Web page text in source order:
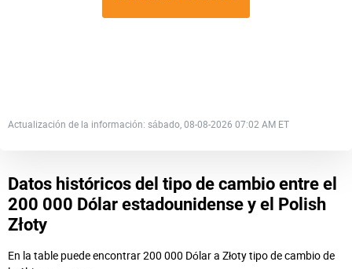
Actualización de la información: sábado, 08-08-2026 07:02 AM ET
Datos históricos del tipo de cambio entre el
200 000 Dólar estadounidense y el Polish
Złoty
En la table puede encontrar 200 000 Dólar a Złoty tipo de cambio de